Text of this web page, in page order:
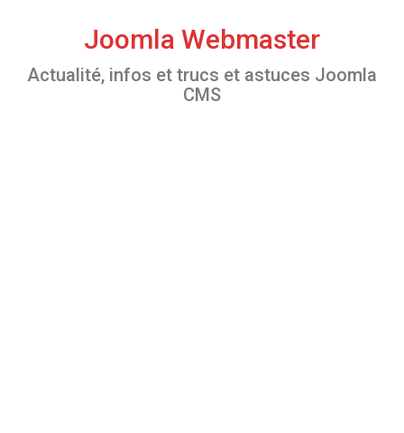
Joomla Webmaster
Actualité, infos et trucs et astuces Joomla
CMS